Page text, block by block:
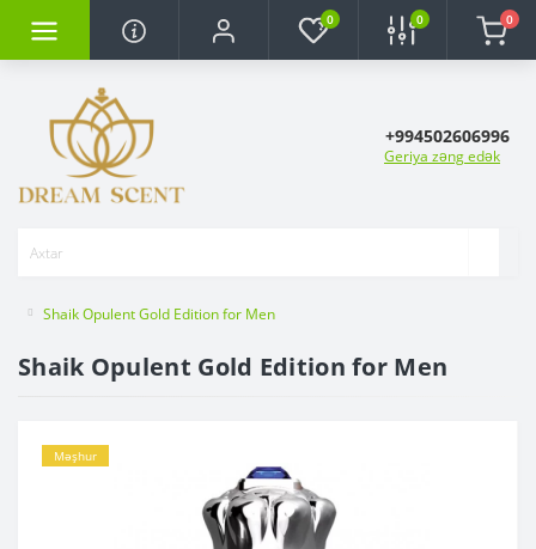
0 0 0
+994502606996
Geriya zəng edək
Shaik Opulent Gold Edition for Men
Shaik Opulent Gold Edition for Men
Məşhur